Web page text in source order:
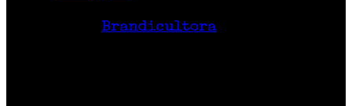
Brandicultora